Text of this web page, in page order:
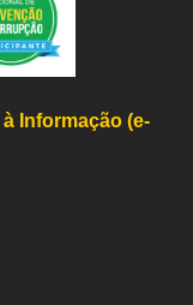
Informação (e-